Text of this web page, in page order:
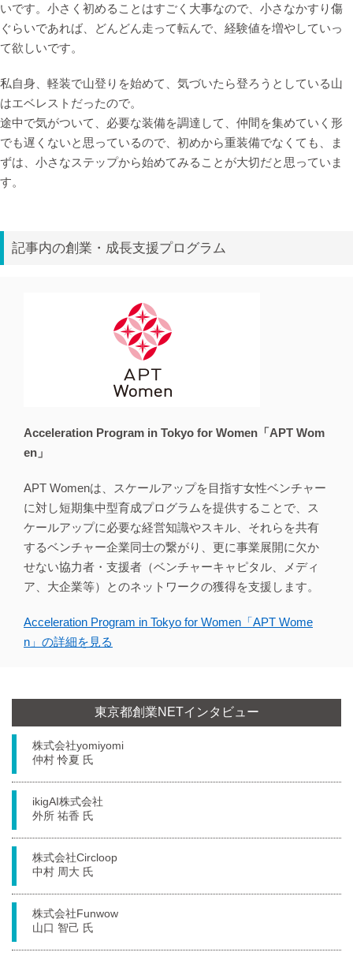
いです。小さく初めることはすごく大事なので、小さなかすり傷
ぐらいであれば、どんどん走って転んで、経験値を増やしていっ
て欲しいです。
私自身、軽装で山登りを始めて、気づいたら登ろうとしている山
はエベレストだったので。
途中で気がついて、必要な装備を調達して、仲間を集めていく形
でも遅くないと思っているので、初めから重装備でなくても、ま
ずは、小さなステップから始めてみることが大切だと思っていま
す。
記事内の創業・成長支援プログラム
Acceleration Program in Tokyo for Women「APT Wom
en」
APT Womenは、スケールアップを目指す女性ベンチャー
に対し短期集中型育成プログラムを提供することで、ス
ケールアップに必要な経営知識やスキル、それらを共有
するベンチャー企業同士の繋がり、更に事業展開に欠か
せない協力者・支援者（ベンチャーキャピタル、メディ
ア、大企業等）とのネットワークの獲得を支援します。
Acceleration Program in Tokyo for Women「APT Wome
n」の詳細を見る
東京都創業NETインタビュー
株式会社yomiyomi
仲村 怜夏 氏
ikigAI株式会社
外所 祐香 氏
株式会社Circloop
中村 周大 氏
株式会社Funwow
山口 智己 氏